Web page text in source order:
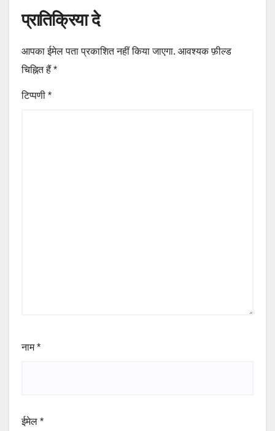
प्रातिक्रिया दे
आपका ईमेल पता प्रकाशित नहीं किया जाएगा. आवश्यक फ़ील्ड
चिह्नित हैं *
टिप्पणी *
नाम*
ईमेल *